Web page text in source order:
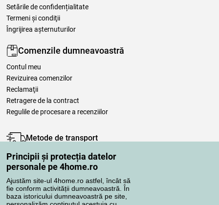
Principii și protecția datelor
personale pe 4home.ro
Ajustăm site-ul 4home.ro astfel, încât să
fie conform activității dumneavoastră. În
baza istoricului dumneavoastră pe site,
Setările de confidențialitate
Termeni şi condiţii
Îngrijirea așternuturilor
Comenzile dumneavoastră
Contul meu
Revizuirea comenzilor
Reclamaţii
Retragere de la contract
Regulile de procesare a recenziilor
Metode de transport
Metode de plată